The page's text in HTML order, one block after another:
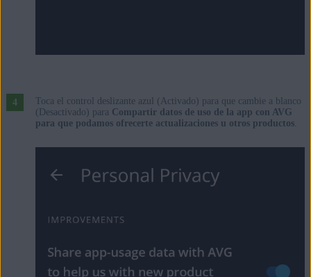
Toca el control deslizante azul (Activado) para que cambie a blanco
(Desactivado) para Compartir datos de uso de la app con AVG
para que podamos ofrecerte actualizaciones u otros productos.